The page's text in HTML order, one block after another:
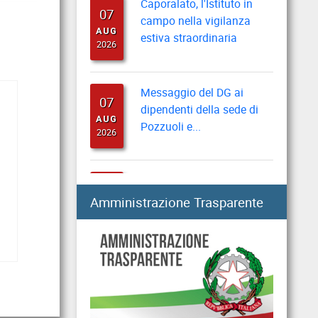
AUG
2026
campo nella vigilanza
estiva straordinaria
07
AUG
2026
dipendenti della sede di
Pozzuoli e...
07
AUG
indicazioni per domande
“progetto di vita”
06
Long Term Care e Home
Care Premium: le
graduatorie di...
Amministrazione Trasparente